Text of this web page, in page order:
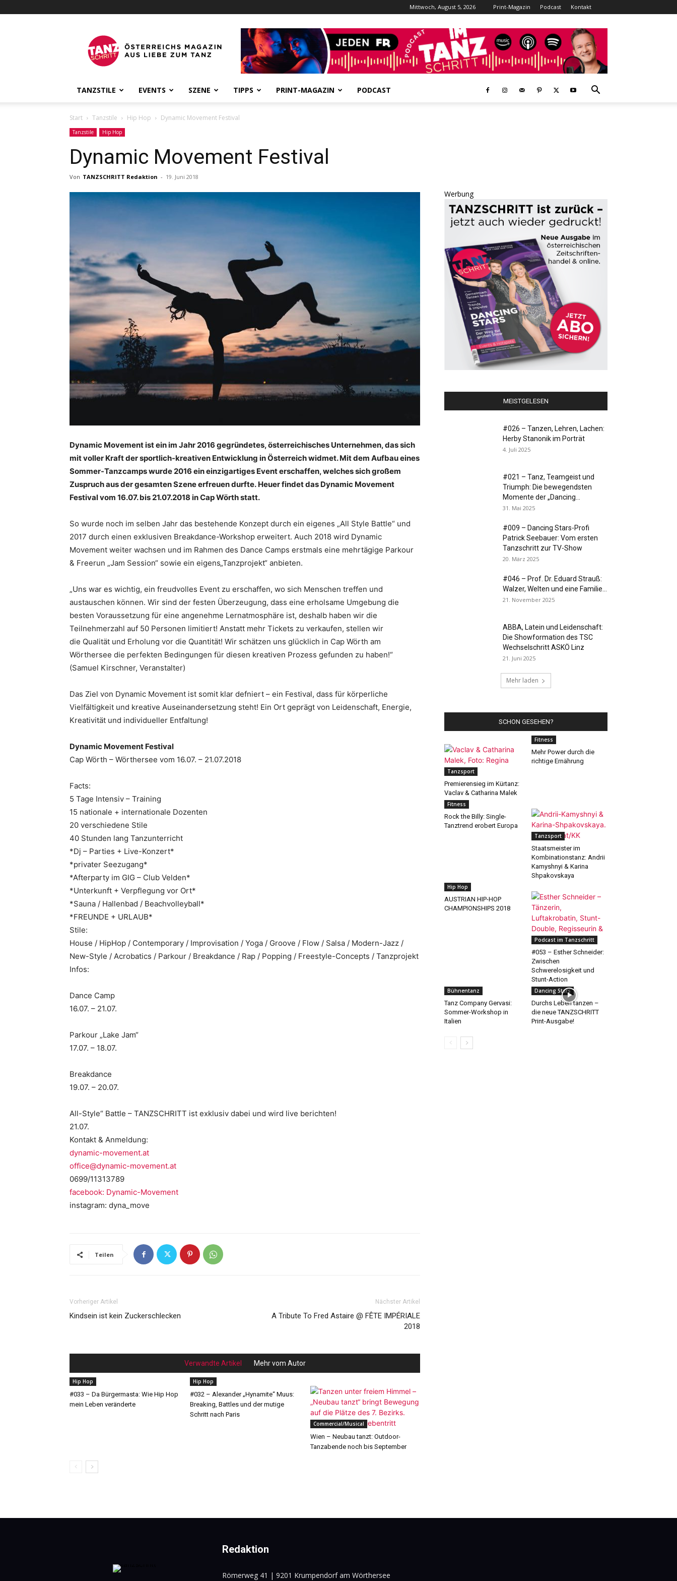
Mittwoch, August 5, 2026 Print-Magazin Podcast Kontakt
Tanzmagazin
Tanzschritt
Werbung
TANZSTILE EVENTS SZENE TIPPS PRINT-MAGAZIN PODCAST
Start Tanzstile Hip Hop Dynamic Movement Festival
Tanzstile Hip Hop
Dynamic Movement Festival
Von TANZSCHRITT Redaktion - 19. Juni 2018
Dynamic Movement ist ein im Jahr 2016 gegründetes, österreichisches Unternehmen, das sich
mit voller Kraft der sportlich-kreativen Entwicklung in Österreich widmet. Mit dem Aufbau eines
Sommer-Tanzcamps wurde 2016 ein einzigartiges Event erschaffen, welches sich großem
Zuspruch aus der gesamten Szene erfreuen durfte. Heuer findet das Dynamic Movement
Festival vom 16.07. bis 21.07.2018 in Cap Wörth statt.
So wurde noch im selben Jahr das bestehende Konzept durch ein eigenes „All Style Battle“ und
2017 durch einen exklusiven Breakdance-Workshop erweitert. Auch 2018 wird Dynamic
Movement weiter wachsen und im Rahmen des Dance Camps erstmals eine mehrtägige Parkour
& Freerun „Jam Session“ sowie ein eigens„Tanzprojekt“ anbieten.
„Uns war es wichtig, ein freudvolles Event zu erschaffen, wo sich Menschen treffen und
austauschen können. Wir sind der festen Überzeugung, dass eine erholsame Umgebung die
besten Voraussetzung für eine angenehme Lernatmosphäre ist, deshalb haben wir die
Teilnehmerzahl auf 50 Personen limitiert! Anstatt mehr Tickets zu verkaufen, stellen wir
die Qualität und Erholung vor die Quantität! Wir schätzen uns glücklich in Cap Wörth am
Wörthersee die perfekten Bedingungen für diesen kreativen Prozess gefunden zu haben!“
(Samuel Kirschner, Veranstalter)
Das Ziel von Dynamic Movement ist somit klar defniert – ein Festival, dass für körperliche
Vielfältigkeit und kreative Auseinandersetzung steht! Ein Ort geprägt von Leidenschaft, Energie,
Kreativität und individueller Entfaltung!
Dynamic Movement Festival
Cap Wörth – Wörthersee vom 16.07. – 21.07.2018
Facts:
5 Tage Intensiv – Training
15 nationale + internationale Dozenten
20 verschiedene Stile
40 Stunden lang Tanzunterricht
*Dj – Parties + Live-Konzert*
*privater Seezugang*
*Afterparty im GIG – Club Velden*
*Unterkunft + Verpflegung vor Ort*
*Sauna / Hallenbad / Beachvolleyball*
*FREUNDE + URLAUB*
Stile:
House / HipHop / Contemporary / Improvisation / Yoga / Groove / Flow / Salsa / Modern-Jazz /
New-Style / Acrobatics / Parkour / Breakdance / Rap / Popping / Freestyle-Concepts / Tanzprojekt
Infos:
Dance Camp
16.07. – 21.07.
Parkour „Lake Jam“
17.07. – 18.07.
Breakdance
19.07. – 20.07.
All-Style“ Battle – TANZSCHRITT ist exklusiv dabei und wird live berichten!
21.07.
Kontakt & Anmeldung:
dynamic-movement.at
office@dynamic-movement.at
0699/11313789
facebook: Dynamic-Movement
instagram: dyna_move
Teilen
Vorheriger Artikel
Kindsein ist kein Zuckerschlecken
Nächster Artikel
A Tribute To Fred Astaire @ FÊTE IMPÉRIALE
2018
Verwandte Artikel Mehr vom Autor
Hip Hop
#033 – Da Bürgermasta: Wie Hip Hop
mein Leben veränderte
Hip Hop
#032 – Alexander „Hynamite“ Muus:
Breaking, Battles und der mutige
Schritt nach Paris
Commercial/Musical
Wien – Neubau tanzt: Outdoor-
Tanzabende noch bis September
Werbung
MEISTGELESEN
#026 – Tanzen, Lehren, Lachen:
Herby Stanonik im Porträt
4. Juli 2025
#021 – Tanz, Teamgeist und
Triumph: Die bewegendsten
Momente der „Dancing...
31. Mai 2025
#009 – Dancing Stars-Profi
Patrick Seebauer: Vom ersten
Tanzschritt zur TV-Show
20. März 2025
#046 – Prof. Dr. Eduard Strauß:
Walzer, Welten und eine Familie...
21. November 2025
ABBA, Latein und Leidenschaft:
Die Showformation des TSC
Wechselschritt ASKÖ Linz
21. Juni 2025
Mehr laden
SCHON GESEHEN?
Tanzsport
Premierensieg im Kürtanz:
Vaclav & Catharina Malek
Fitness
Mehr Power durch die
richtige Ernährung
Fitness
Rock the Billy: Single-
Tanztrend erobert Europa
Tanzsport
Staatsmeister im
Kombinationstanz: Andrii
Kamyshnyi & Karina
Shpakovskaya
Hip Hop
AUSTRIAN HIP-HOP
CHAMPIONSHIPS 2018
Podcast im Tanzschritt
#053 – Esther Schneider:
Zwischen
Schwerelosigkeit und
Stunt-Action
Bühnentanz
Tanz Company Gervasi:
Sommer-Workshop in
Italien
Dancing Stars
Durchs Leben tanzen –
die neue TANZSCHRITT
Print-Ausgabe!
Redaktion
Römerweg 41 | 9201 Krumpendorf am Wörthersee